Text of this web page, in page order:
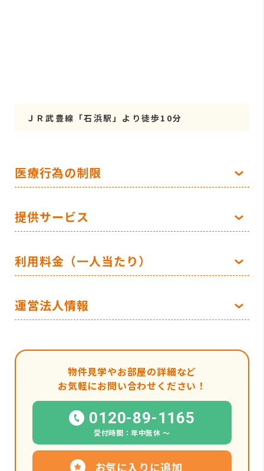
ＪＲ武豊線「石浜駅」より徒歩10分
医療行為の制限
提供サービス
利用料金（一人当たり）
運営法人情報
物件見学やお部屋の詳細など
お気軽にお問い合わせください！
0120-89-1165
受付時間：年中無休 〜
お気に入りに追加